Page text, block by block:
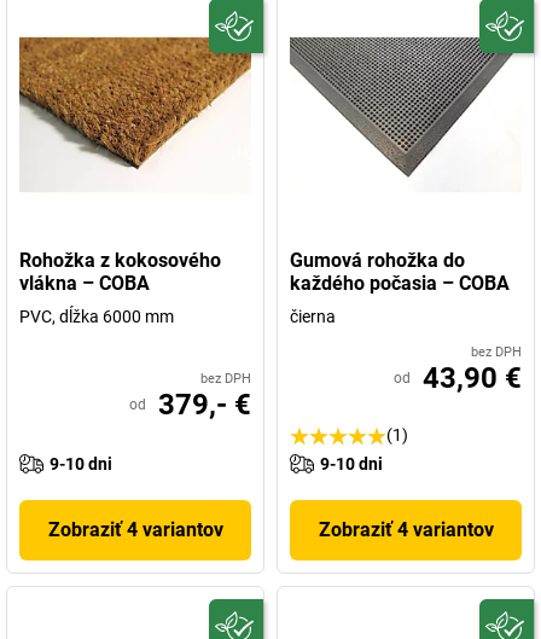
Rohožka z kokosového
vlákna – COBA
PVC, dĺžka 6000 mm
bez DPH
od 379,- €
9-10 dni
Zobraziť 4 variantov
Gumová rohožka do
každého počasia – COBA
čierna
bez DPH
od 43,90 €
(1)
9-10 dni
Zobraziť 4 variantov